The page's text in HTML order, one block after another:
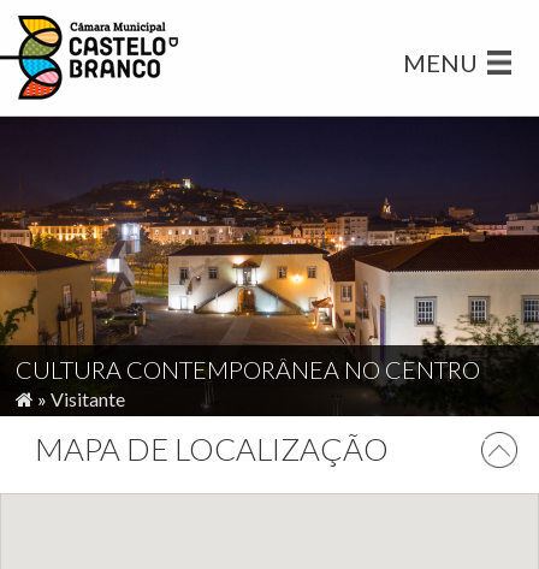
MENU
CULTURA CONTEMPORÂNEA NO CENTRO
» Visitante
MAPA DE LOCALIZAÇÃO